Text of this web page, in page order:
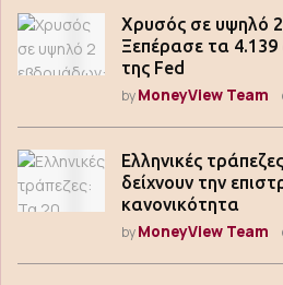
Χρυσός σε υψηλό
Ξεπέρασε τα
της Fed
byMoneyView Team
Ελληνικές
δείχνουν την
κανονικότητα
byMoneyView Team